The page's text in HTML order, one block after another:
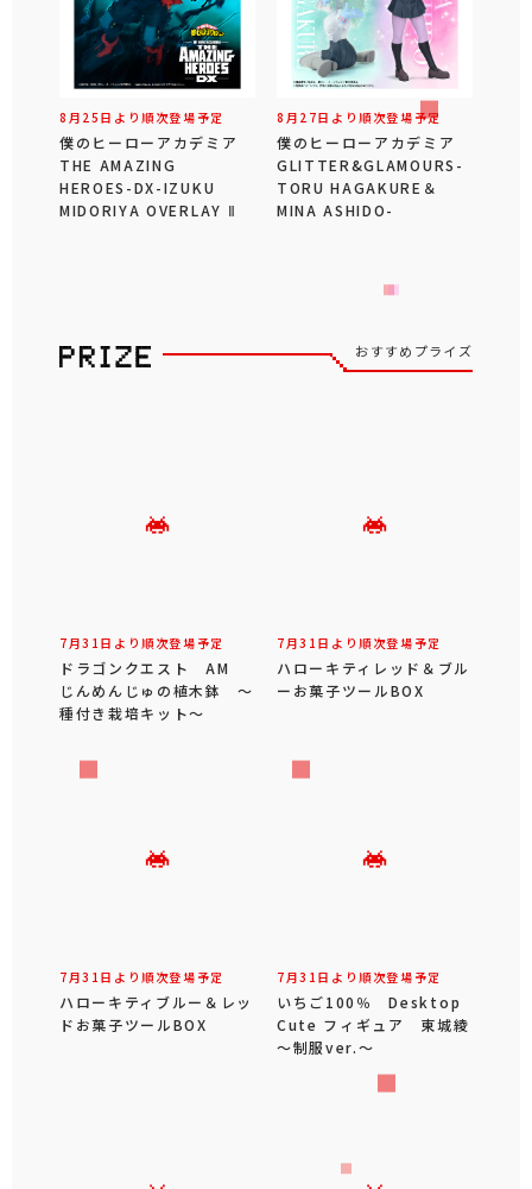
8月25日より順次登場予定
僕のヒーローアカデミア
THE AMAZING
HEROES-DX-IZUKU
MIDORIYA OVERLAY Ⅱ
8月27日より順次登場予定
僕のヒーローアカデミア
GLITTER&GLAMOURS-
TORU HAGAKURE＆
MINA ASHIDO-
おすすめプライズ
7月31日より順次登場予定
ドラゴンクエスト AM
じんめんじゅの植木鉢 ～
種付き栽培キット～
7月31日より順次登場予定
ハローキティレッド＆ブル
ーお菓子ツールBOX
7月31日より順次登場予定
ハローキティブルー＆レッ
ドお菓子ツールBOX
7月31日より順次登場予定
いちご100％ Desktop
Cute フィギュア 東城綾
～制服ver.～